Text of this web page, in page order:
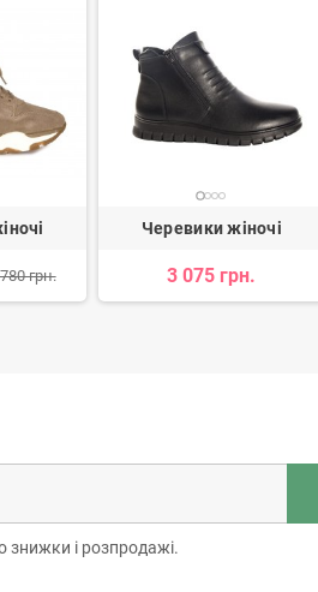
грн.
Черевики жіночі
3 075 грн.
знижки і розпродажі.